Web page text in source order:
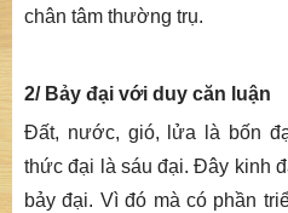
chân tâm thường trụ.
2/ Bảy đại với duy căn luận
Đất, nước, gió, lửa là bốn
thức đại là sáu đại. Đây kinh
bảy đại. Vì đó mà có phần